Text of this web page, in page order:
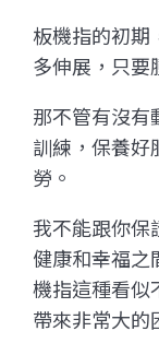
板機指的初期
多伸展，只要
那不管有沒有
訓練，保養好
勞。
我不能跟你保
健康和幸福之
機指這種看似
帶來非常大的